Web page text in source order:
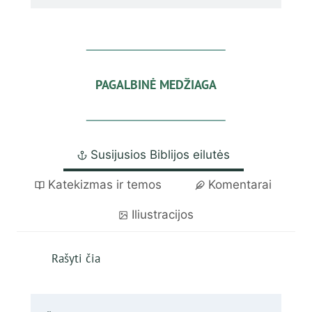
PAGALBINĖ MEDŽIAGA
Susijusios Biblijos eilutės
Katekizmas ir temos Komentarai
Iliustracijos
Rašyti čia